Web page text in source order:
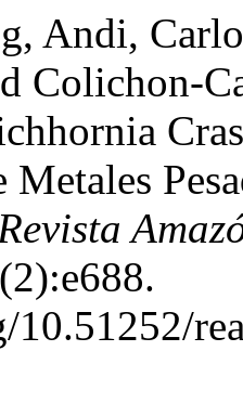
Andi,
Colichon-